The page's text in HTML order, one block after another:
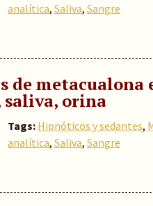
analítica, Saliva, Sangre
de metacualona
saliva, orina
Tags: Hipnóticos y sedantes,
analítica, Saliva, Sangre